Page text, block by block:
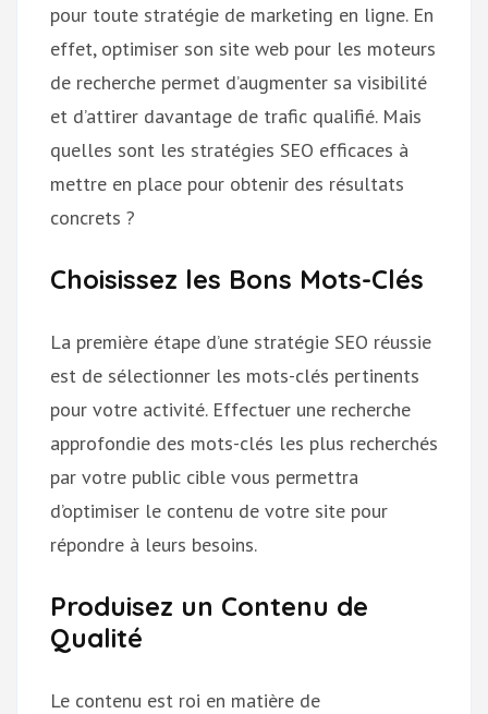
pour toute stratégie de marketing en ligne. En
effet, optimiser son site web pour les moteurs
de recherche permet d’augmenter sa visibilité
et d’attirer davantage de trafic qualifié. Mais
quelles sont les stratégies SEO efficaces à
mettre en place pour obtenir des résultats
concrets ?
Choisissez les Bons Mots-Clés
La première étape d’une stratégie SEO réussie
est de sélectionner les mots-clés pertinents
pour votre activité. Effectuer une recherche
approfondie des mots-clés les plus recherchés
par votre public cible vous permettra
d’optimiser le contenu de votre site pour
répondre à leurs besoins.
Produisez un Contenu de
Qualité
Le contenu est roi en matière de